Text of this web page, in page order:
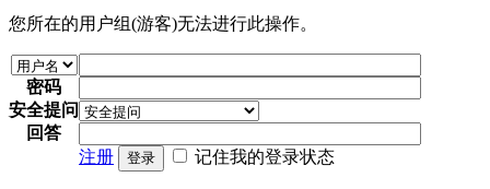
您所在的用户组(游客)无法进行此操作。
密码
安全提问
回答
注册
登录 记住我的登录状态